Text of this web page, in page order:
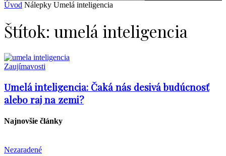
Úvod Nálepky Umelá inteligencia
Štítok: umelá inteligencia
Zaujímavosti
Umelá inteligencia: Čaká nás desivá budúcnosť
alebo raj na zemi?
Najnovšie články
Nezaradené